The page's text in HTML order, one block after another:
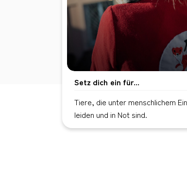
Setz dich ein für...
Tiere, die unter menschlichem
leiden und in Not sind.